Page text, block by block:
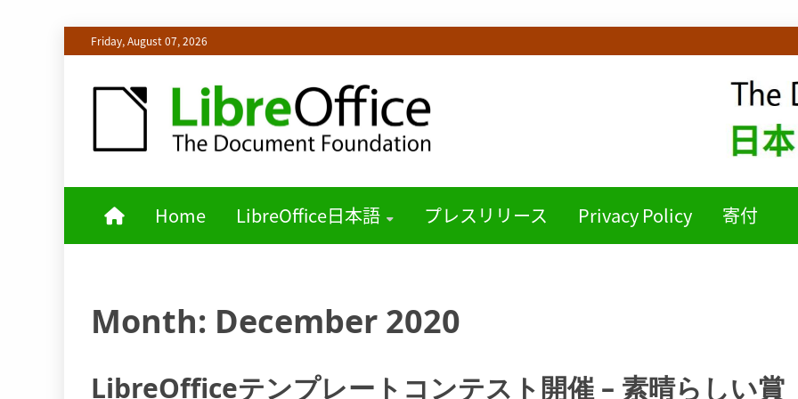
Skip
content
Friday, August 07, 2026
LIBREOFFICE日本語チーム
Home LibreOffice日本語 プレスリリース Privacy Policy 寄付
Month: December 2020
LibreOfficeテンプレートコンテスト開催 – 素晴らしい賞